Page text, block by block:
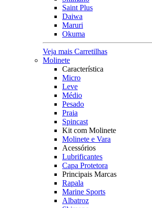
Saint Plus
Daiwa
Maruri
Okuma
Veja mais Carretilhas
Molinete
Característica
Micro
Leve
Médio
Pesado
Praia
Spincast
Kit com Molinete
Molinete e Vara
Acessórios
Lubrificantes
Capa Protetora
Principais Marcas
Rapala
Marine Sports
Albatroz